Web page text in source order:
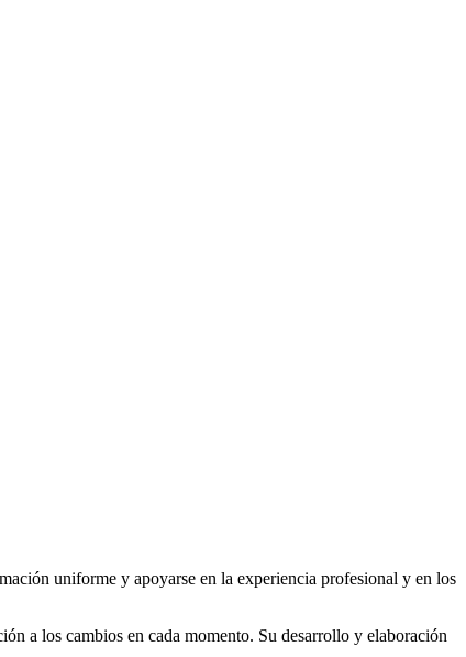
uniforme y apoyarse en la experiencia profesional y en los
a los cambios en cada momento. Su desarrollo y elaboración